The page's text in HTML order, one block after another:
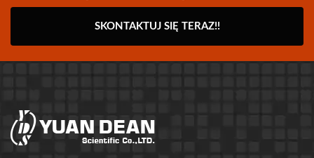
SKONTAKTUJ SIĘ TERAZ!!